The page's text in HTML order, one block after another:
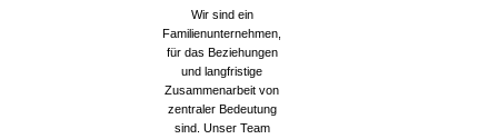
Wir sind ein
Familienunternehmen,
für das Beziehungen
und langfristige
Zusammenarbeit von
zentraler Bedeutung
sind. Unser Team